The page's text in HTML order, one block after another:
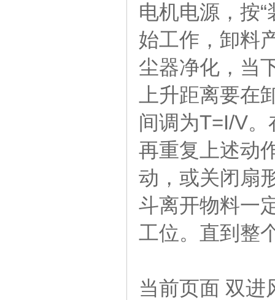
电机电源，按
始工作，卸料
尘器净化，当
上升距离要
间调为T=I/V
再重复上述动
动，或关闭扇
斗离开物料一
工位。直到整
当前页面 双进